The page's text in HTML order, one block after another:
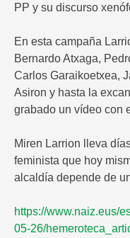
PP y su discurso
En esta campaña
Bernardo Atxaga,
Carlos Garaikoetxea,
Asiron y hasta la
grabado un vídeo con
Miren Larrion lleva
feminista que hoy
alcaldía depende de
https://www.naiz.eus/
05-26/